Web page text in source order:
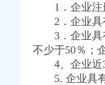
1．企业注
2．企业具有
3．企业具有
不少于50％；
4、企业近3
5. 企业具有